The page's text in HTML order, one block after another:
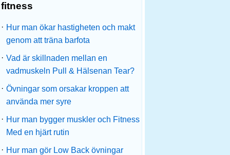
fitness
· Hur man ökar hastigheten och makt
genom att träna barfota
· Vad är skillnaden mellan en
vadmuskeln Pull & Hälsenan Tear?
· Övningar som orsakar kroppen att
använda mer syre
· Hur man bygger muskler och Fitness
Med en hjärt rutin
· Hur man gör Low Back övningar